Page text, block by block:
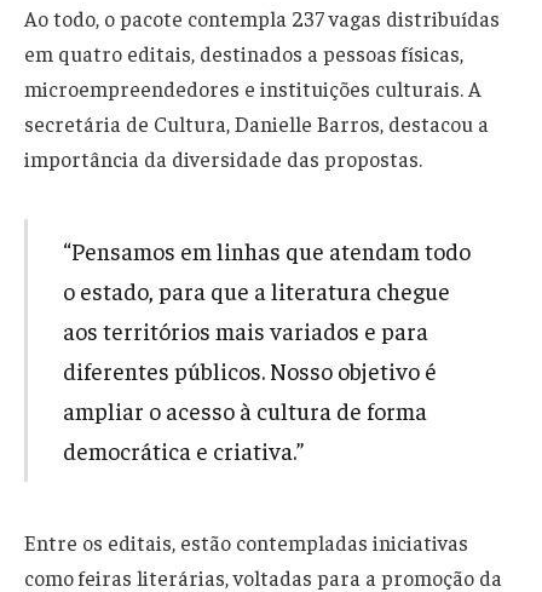
Ao todo, o pacote contempla 237 vagas distribuídas
em quatro editais, destinados a pessoas físicas,
microempreendedores e instituições culturais. A
secretária de Cultura, Danielle Barros, destacou a
importância da diversidade das propostas.
“Pensamos em linhas que atendam todo
o estado, para que a literatura chegue
aos territórios mais variados e para
diferentes públicos. Nosso objetivo é
ampliar o acesso à cultura de forma
democrática e criativa.”
Entre os editais, estão contempladas iniciativas
como feiras literárias, voltadas para a promoção da